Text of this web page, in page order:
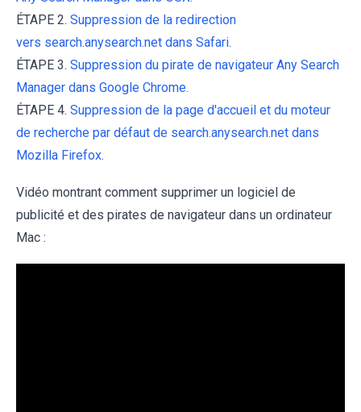
ÉTAPE 2. Suppression de la redirection
vers search.anysearch.net dans Safari.
ÉTAPE 3. Suppression du pirate de navigateur Any Search
Manager dans Google Chrome.
ÉTAPE 4. Suppression de la page d'accueil et du moteur
de recherche par défaut de search.anysearch.net dans
Mozilla Firefox.
Vidéo montrant comment supprimer un logiciel de
publicité et des pirates de navigateur dans un ordinateur
Mac :